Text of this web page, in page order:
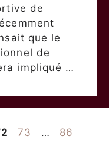
de
que le
de
impliqué …
Page
73 … Page
86